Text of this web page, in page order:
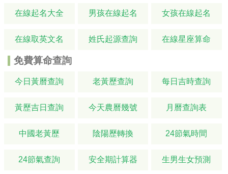
在線起名大全 男孩在線起名 女孩在線起名
在線取英文名 姓氏起源查詢 在線星座算命
免費算命查詢
今日黃曆查詢 老黃歷查詢 每日吉時查詢
黃歷吉日查詢 今天農曆幾號 月曆查詢表
中國老黃歷 陰陽歷轉換 24節氣時間
24節氣查詢 安全期計算器 生男生女預測